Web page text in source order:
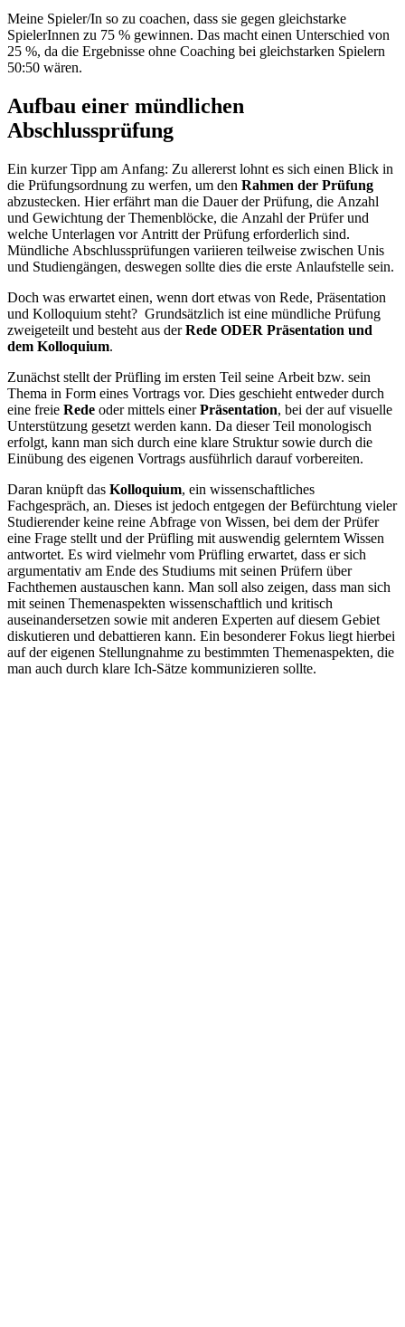
Meine Spieler/In so zu coachen, dass sie gegen gleichstarke
SpielerInnen zu 75 % gewinnen. Das macht einen Unterschied von
25 %, da die Ergebnisse ohne Coaching bei gleichstarken Spielern
50:50 wären.
Aufbau einer mündlichen
Abschlussprüfung
Ein kurzer Tipp am Anfang: Zu allererst lohnt es sich einen Blick in
die Prüfungsordnung zu werfen, um den Rahmen der Prüfung
abzustecken. Hier erfährt man die Dauer der Prüfung, die Anzahl
und Gewichtung der Themenblöcke, die Anzahl der Prüfer und
welche Unterlagen vor Antritt der Prüfung erforderlich sind.
Mündliche Abschlussprüfungen variieren teilweise zwischen Unis
und Studiengängen, deswegen sollte dies die erste Anlaufstelle sein.
Doch was erwartet einen, wenn dort etwas von Rede, Präsentation
und Kolloquium steht? Grundsätzlich ist eine mündliche Prüfung
zweigeteilt und besteht aus derRede ODER Präsentation und
dem Kolloquium.
Zunächst stellt der Prüfling im ersten Teil seine Arbeit bzw. sein
Thema in Form eines Vortrags vor. Dies geschieht entweder durch
eine freie Rede oder mittels einerPräsentation, bei der auf visuelle
Unterstützung gesetzt werden kann. Da dieser Teil monologisch
erfolgt, kann man sich durch eine klare Struktur sowie durch die
Einübung des eigenen Vortrags ausführlich darauf vorbereiten.
Daran knüpft das Kolloquium, ein wissenschaftliches
Fachgespräch, an. Dieses ist jedoch entgegen der Befürchtung vieler
Studierender keine reine Abfrage von Wissen, bei dem der Prüfer
eine Frage stellt und der Prüfling mit auswendig gelerntem Wissen
antwortet. Es wird vielmehr vom Prüfling erwartet, dass er sich
argumentativ am Ende des Studiums mit seinen Prüfern über
Fachthemen austauschen kann. Man soll also zeigen, dass man sich
mit seinen Themenaspekten wissenschaftlich und kritisch
auseinandersetzen sowie mit anderen Experten auf diesem Gebiet
diskutieren und debattieren kann. Ein besonderer Fokus liegt hierbei
auf der eigenen Stellungnahme zu bestimmten Themenaspekten, die
man auch durch klare Ich-Sätze kommunizieren sollte.